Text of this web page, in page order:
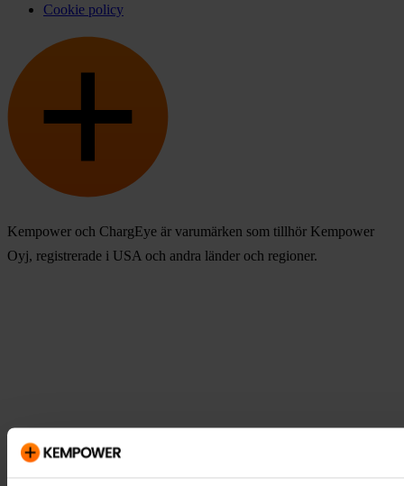
Cookie policy
Kempower och ChargEye är varumärken som tillhör Kempower
Oyj, registrerade i USA och andra länder och regioner.